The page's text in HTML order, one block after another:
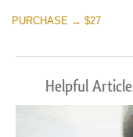
PURCHASE → $27
Helpful